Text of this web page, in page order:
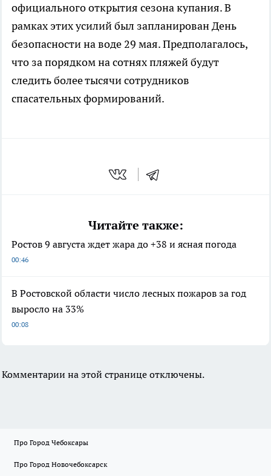
официального открытия сезона купания. В
рамках этих усилий был запланирован День
безопасности на воде 29 мая. Предполагалось,
что за порядком на сотнях пляжей будут
следить более тысячи сотрудников
спасательных формирований.
Читайте также:
Ростов 9 августа ждет жара до +38 и ясная погода
00:46
В Ростовской области число лесных пожаров за год
выросло на 33%
00:08
Комментарии на этой странице отключены.
Про Город Чебоксары
Про Город Новочебоксарск